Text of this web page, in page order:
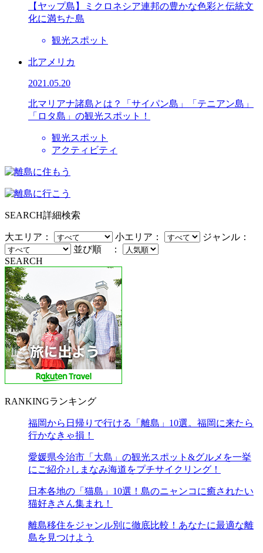
【ヤップ島】ミクロネシア連邦の豊かな色彩と伝統文
化に満ちた島
観光スポット
北アメリカ
2021.05.20
北マリアナ諸島とは？「サイパン島」「テニアン島」
「ロタ島」の観光スポット！
観光スポット
アクティビティ
SEARCH詳細検索
大エリア： 小エリア：
ジャンル：
並び順 ：
SEARCH
RANKINGランキング
福岡から日帰りで行ける「離島」10選。福岡に来たら
行かなきゃ損！
愛媛県今治市「大島」の観光スポット&グルメを一挙
にご紹介♪しまなみ海道をプチサイクリング！
日本各地の「猫島」10選！島のニャンコに癒されたい
猫好きさん集まれ！
離島移住をジャンル別に徹底比較！あなたに最適な離
島を見つけよう